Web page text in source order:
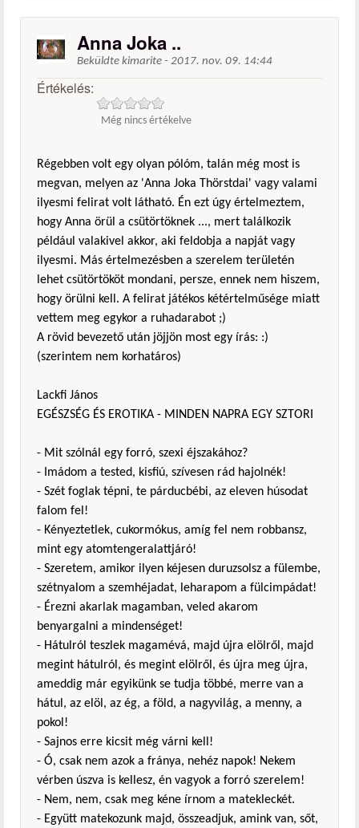
Anna Joka ..
Beküldte kimarite - 2017. nov. 09. 14:44
Értékelés:
Még nincs értékelve
Régebben volt egy olyan pólóm, talán még most is
megvan, melyen az 'Anna Joka Thörstdai' vagy valami
ilyesmi felirat volt látható. Én ezt úgy értelmeztem,
hogy Anna örül a csütörtöknek ..., mert találkozik
például valakivel akkor, aki feldobja a napját vagy
ilyesmi. Más értelmezésben a szerelem területén
lehet csütörtököt mondani, persze, ennek nem hiszem,
hogy örülni kell. A felirat játékos kétértelműsége miatt
vettem meg egykor a ruhadarabot ;)
A rövid bevezető után jöjjön most egy írás: :)
(szerintem nem korhatáros)
Lackfi János
EGÉSZSÉG ÉS EROTIKA - MINDEN NAPRA EGY SZTORI
- Mit szólnál egy forró, szexi éjszakához?
- Imádom a tested, kisfiú, szívesen rád hajolnék!
- Szét foglak tépni, te párducbébi, az eleven húsodat
falom fel!
- Kényeztetlek, cukormókus, amíg fel nem robbansz,
mint egy atomtengeralattjáró!
- Szeretem, amikor ilyen kéjesen duruzsolsz a fülembe,
szétnyalom a szemhéjadat, leharapom a fülcimpádat!
- Érezni akarlak magamban, veled akarom
benyargalni a mindenséget!
- Hátulról teszlek magamévá, majd újra elölről, majd
megint hátulról, és megint elölről, és újra meg újra,
ameddig már egyikünk se tudja többé, merre van a
hátul, az elöl, az ég, a föld, a nagyvilág, a menny, a
pokol!
- Sajnos erre kicsit még várni kell!
- Ó, csak nem azok a fránya, nehéz napok! Nekem
vérben úszva is kellesz, én vagyok a forró szerelem!
- Nem, nem, csak meg kéne írnom a matekleckét.
- Együtt matekozunk majd, összeadjuk, amink van, sőt,